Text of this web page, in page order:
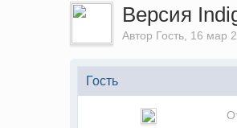
Версия
Автор Гость , 16 мар
Гость